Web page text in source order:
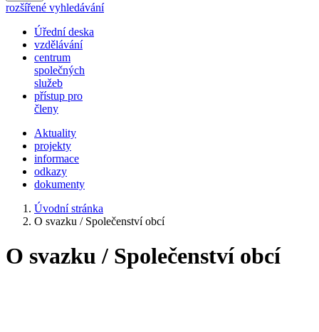
rozšířené vyhledávání
Úřední deska
vzdělávání
centrum
společných
služeb
přístup pro
členy
Aktuality
projekty
informace
odkazy
dokumenty
Úvodní stránka
O svazku / Společenství obcí
O svazku / Společenství obcí